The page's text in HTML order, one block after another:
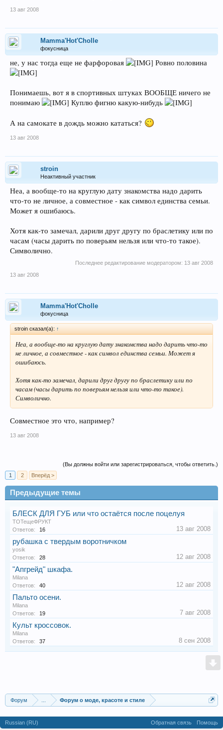
13 авг 2008
Mamma'Hot'Cholle
фокусница
не, у нас тогда еще не фарфоровая Ровно половина
Понимаешь, вот я в спортивных штуках ВООБЩЕ ничего не
понимаю
Куплю фигню какую-нибудь
А на самокате в дождь можно кататься?
13 авг 2008
stroin
Неактивный участник
Неа, а вообще-то на круглую дату знакомства надо дарить
что-то не личное, а совместное - как символ единства семьи.
Может я ошибаюсь.
Хотя как-то замечал, дарили друг другу по браслетику или по
часам (часы дарить по поверьям нельзя или что-то такое).
Символично.
Последнее редактирование модератором: 13 авг 2008
13 авг 2008
Mamma'Hot'Cholle
фокусница
stroin сказал(а): ↑
Неа, а вообще-то на круглую дату знакомства надо дарить что-то
не личное, а совместное - как символ единства семьи. Может я
ошибаюсь.
Хотя как-то замечал, дарили друг другу по браслетику или по
часам (часы дарить по поверьям нельзя или что-то такое).
Символично.
Совместное это что, например?
13 авг 2008
(Вы должны войти или зарегистрироваться, чтобы ответить.)
1
2 Вперёд >
Предыдущие темы
БЛЕСК ДЛЯ ГУБ или что остаётся после поцелуя
ТОТещеФРУКТ
Ответов:
16 13 авг 2008
рубашка с твердым воротничком
yosik
Ответов:
28 12 авг 2008
"Апгрейд" шкафа.
Milana
Ответов:
40 12 авг 2008
Пальто осени.
Milana
Ответов:
19 7 авг 2008
Культ кроссовок.
Milana
Ответов:
37 8 сен 2008
Форум Форум о моде, красоте и стиле
Russian (RU) Обратная связь Помощь